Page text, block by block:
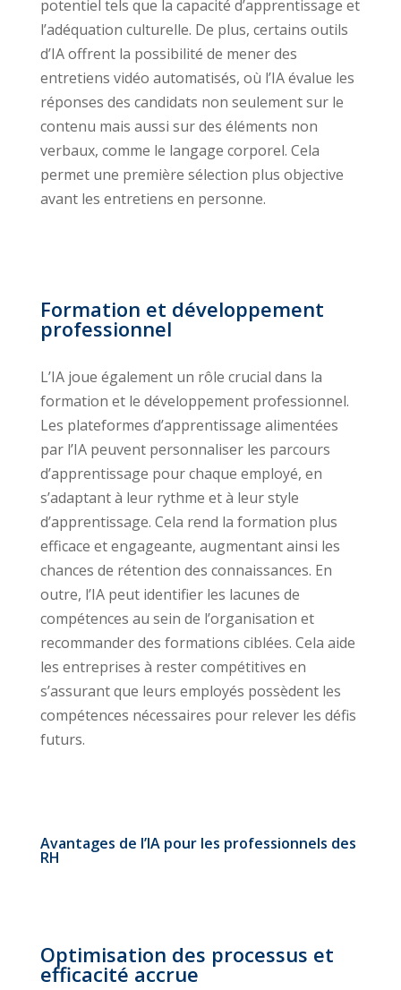
potentiel tels que la capacité d’apprentissage et
l’adéquation culturelle. De plus, certains outils
d’IA offrent la possibilité de mener des
entretiens vidéo automatisés, où l’IA évalue les
réponses des candidats non seulement sur le
contenu mais aussi sur des éléments non
verbaux, comme le langage corporel. Cela
permet une première sélection plus objective
avant les entretiens en personne.
Formation et développement
professionnel
L’IA joue également un rôle crucial dans la
formation et le développement professionnel.
Les plateformes d’apprentissage alimentées
par l’IA peuvent personnaliser les parcours
d’apprentissage pour chaque employé, en
s’adaptant à leur rythme et à leur style
d’apprentissage. Cela rend la formation plus
efficace et engageante, augmentant ainsi les
chances de rétention des connaissances. En
outre, l’IA peut identifier les lacunes de
compétences au sein de l’organisation et
recommander des formations ciblées. Cela aide
les entreprises à rester compétitives en
s’assurant que leurs employés possèdent les
compétences nécessaires pour relever les défis
futurs.
Avantages de l’IA pour les professionnels des
RH
Optimisation des processus et
efficacité accrue